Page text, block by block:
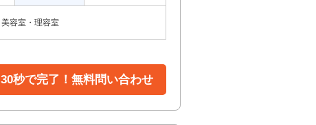
美容室・理容室
30秒で完了！無料問い合わせ